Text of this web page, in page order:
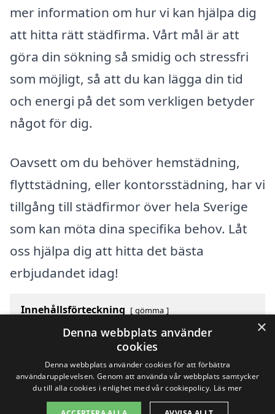
mer information om hur vi kan hjälpa dig
att hitta rätt städfirma. Vårt mål är att
göra din sökning så smidig och stressfri
som möjligt, så att du kan lägga din tid
och energi på det som verkligen betyder
något för dig.
Oavsett om du behöver hemstädning,
flyttstädning, eller kontorsstädning, har vi
tillgång till städfirmor över hela Sverige
som kan möta dina specifika behov. Låt
oss hjälpa dig att hitta det bästa
erbjudandet idag!
Innehållsförteckning gömma
Översikt över svenska städer som börjar med Y
Sök efter en skicklig städfirma i andra städer i
×
Denna webbplats använder
cookies
Denna webbplats använder cookies för att förbättra
användarupplevelsen. Genom att använda vår webbplats samtycker
du till alla cookies i enlighet med vår cookiepolicy. Läs mer